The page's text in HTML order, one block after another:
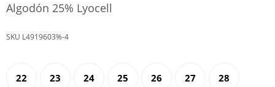
Algodón 25% Lyocell
L4919603%-4
22 23 24 25 26 27 28